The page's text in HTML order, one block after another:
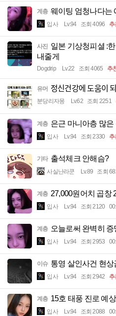
계층 웨이팅 엄청나다는
입사 Lv.94 조회 4096 추
사진 일본 기상청피셜 :
내줄게
Dogdrip Lv.22 조회 4065 추
유머 정신건강에 도움이
분당리자몽 Lv.62 조회 2251
계층 은근 마니아층 많은
입사 Lv.94 조회 2330 추
기타 출석체크 안해슴?
사실난라쿤 Lv.89 조회
계층 27,000원어치 곱창
입사 Lv.94 조회 2120
계층 오늘로써 완벽히 증
입사 Lv.94 조회 2953
이슈 통영 살인사건 현상
입사 Lv.94 조회 2942 추
계층 15호 태풍 진로 예상
입사 Lv.94 조회 2088